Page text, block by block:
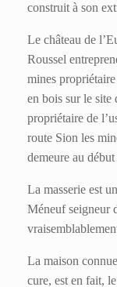
construit à son
Le château de
Roussel
mines propriétaire
en bois sur le site
propriétaire de
route Sion les
demeure au
La masserie est
Méneuf seigneur
La maison
cure, est en fait,